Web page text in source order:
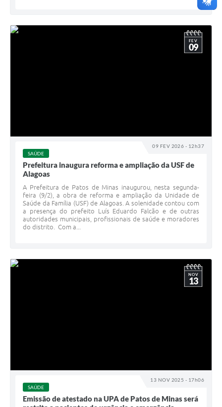
09 FEV 2026 - 12h37
FEV
09
SAÚDE
Prefeitura inaugura reforma e ampliação da USF de
Alagoas
A Prefeitura de Patos de Minas inaugurou, nesta segunda-
feira (9/2), a obra de reforma e ampliação da Unidade de
Saúde da Família (USF) de Alagoas. A solenidade contou com
a presença do prefeito Luís Eduardo Falcão e de outras
autoridades municipais, profissionais de saúde e moradores
do distrito. Com a...
13 NOV 2025 - 17h06
NOV
13
SAÚDE
Emissão de atestado na UPA de Patos de Minas será